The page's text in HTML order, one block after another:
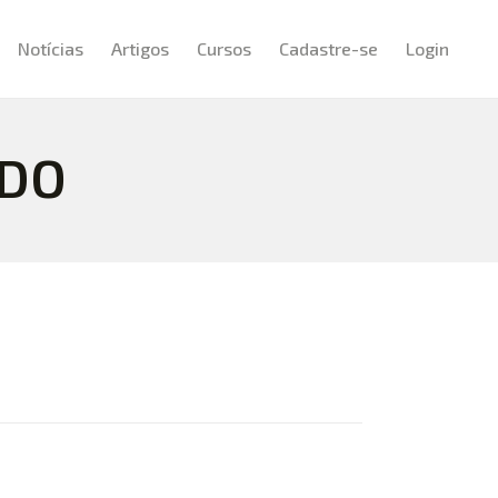
Notícias Artigos Cursos Cadastre-se Login